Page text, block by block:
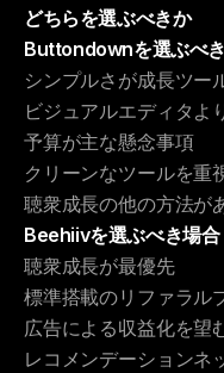
どちらを選ぶべきか
Buttondownを選ぶべき
シンプルさが成長ツー
ビジュアルエディタ
予算が主な懸念事項
クリーンなツールを重
聴衆成長の他の方法が
Beehiivを選ぶべき場合
聴衆成長が最優先
標準搭載のリファラル
広告による収益化を望
レコメンデーションネ